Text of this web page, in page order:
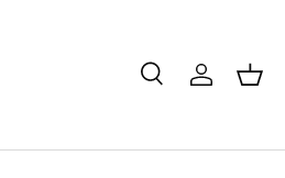
Recherche
Se